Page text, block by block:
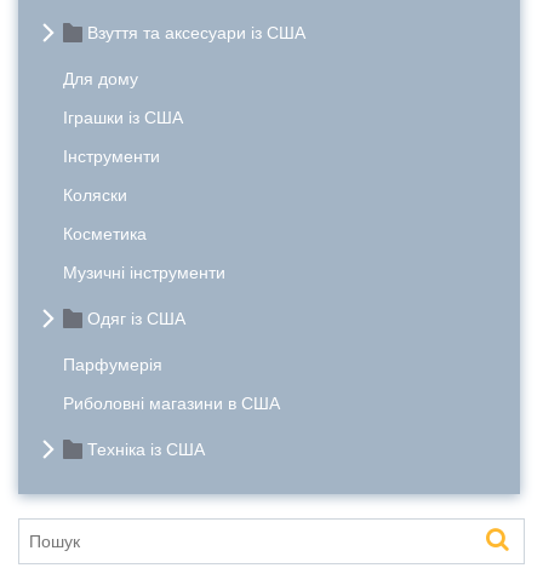
Взуття та аксесуари із США
Для дому
Іграшки із США
Інструменти
Коляски
Косметика
Музичні інструменти
Одяг із США
Парфумерія
Риболовні магазини в США
Техніка із США